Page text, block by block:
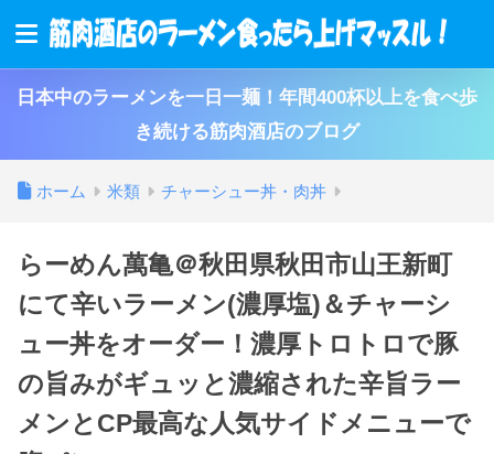
日本中のラーメンを一日一麺！年間400杯以上を食べ歩
き続ける筋肉酒店のブログ
ホーム 米類 チャーシュー丼・肉丼
らーめん萬亀＠秋田県秋田市山王新町
にて辛いラーメン(濃厚塩)＆チャーシ
ュー丼をオーダー！濃厚トロトロで豚
の旨みがギュッと濃縮された辛旨ラー
メンとCP最高な人気サイドメニューで